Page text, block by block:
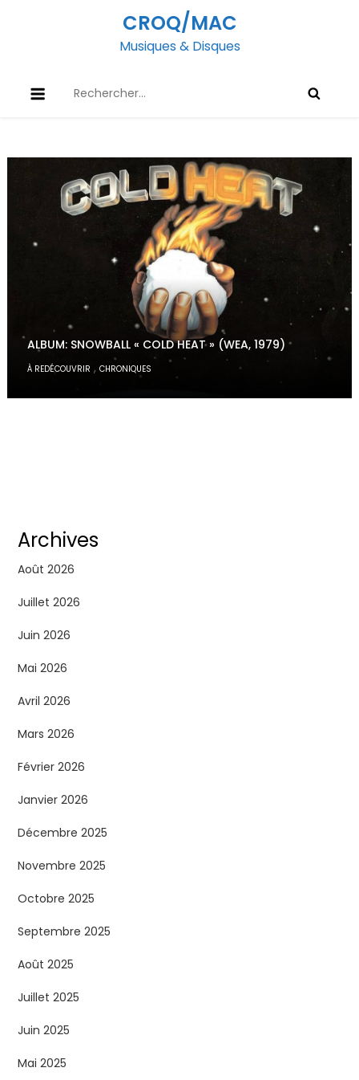
CROQ/MAC
Musiques & Disques
ALBUM: SNOWBALL « COLD HEAT » (WEA, 1979)
À REDÉCOUVRIR ,CHRONIQUES
Archives
Août 2026
Juillet 2026
Juin 2026
Mai 2026
Avril 2026
Mars 2026
Février 2026
Janvier 2026
Décembre 2025
Novembre 2025
Octobre 2025
Septembre 2025
Août 2025
Juillet 2025
Juin 2025
Mai 2025